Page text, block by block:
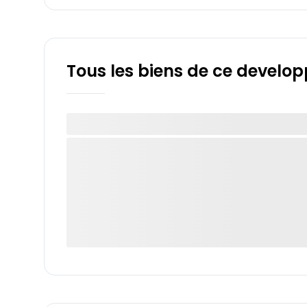
Tous les biens de ce